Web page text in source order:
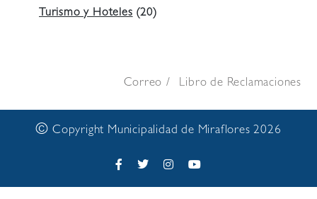
Turismo y Hoteles (20)
Correo Libro de Reclamaciones
© Copyright Municipalidad de Miraflores 2026